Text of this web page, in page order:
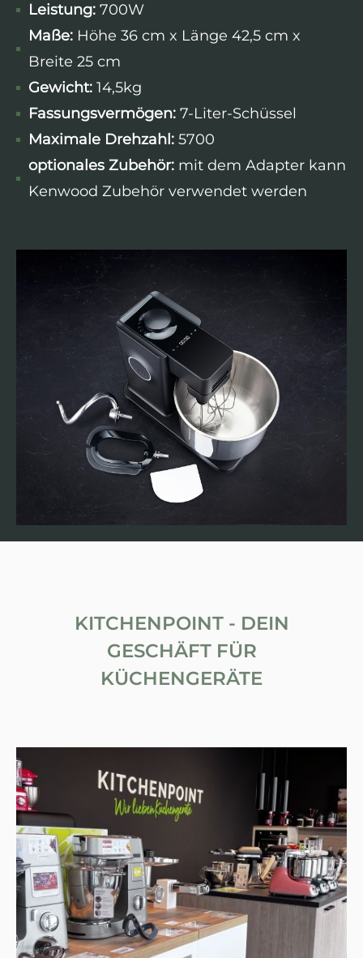
Leistung: 700W
Maße: Höhe 36 cm x Länge 42,5 cm x
Breite 25 cm
Gewicht: 14,5kg
Fassungsvermögen: 7-Liter-Schüssel
Maximale Drehzahl: 5700
optionales Zubehör: mit dem Adapter kann
Kenwood Zubehör verwendet werden
KITCHENPOINT - DEIN
GESCHÄFT FÜR
KÜCHENGERÄTE